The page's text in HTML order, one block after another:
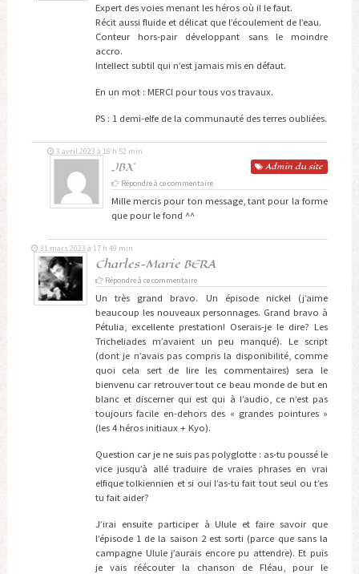
Expert des voies menant les héros où il le faut.
Récit aussi fluide et délicat que l’écoulement de l’eau.
Conteur hors-pair développant sans le moindre
accro.
Intellect subtil qui n’est jamais mis en défaut.
En un mot : MERCI pour tous vos travaux.
PS : 1 demi-elfe de la communauté des terres oubliées.
JBX Admin du site
3 avril 2023 à 16 h 52 min
Répondre à ce commentaire
Mille mercis pour ton message, tant pour la forme
que pour le fond ^^
Charles-Marie BERA
31 mars 2023 à 17 h 49 min
Répondre à ce commentaire
Un très grand bravo. Un épisode nickel (j’aime
beaucoup les nouveaux personnages. Grand bravo à
Pétulia, excellente prestation! Oserais-je le dire? Les
Tricheliades m’avaient un peu manqué). Le script
(dont je n’avais pas compris la disponibilité, comme
quoi cela sert de lire les commentaires) sera le
bienvenu car retrouver tout ce beau monde de but en
blanc et discerner qui est qui à l’audio, ce n’est pas
toujours facile en-dehors des « grandes pointures »
(les 4 héros initiaux + Kyo).
Question car je ne suis pas polyglotte : as-tu poussé le
vice jusqu’à allé traduire de vraies phrases en vrai
elfique tolkiennien et si oui l’as-tu fait tout seul ou t’es
tu fait aider?
J’irai ensuite participer à Ulule et faire savoir que
l’épisode 1 de la saison 2 est sorti (parce que sans la
campagne Ulule j’aurais encore pu attendre). Et puis
je vais réécouter la chanson de Fléau, pour le